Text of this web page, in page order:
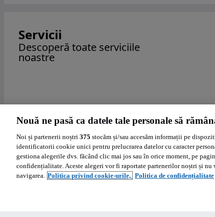
Servicii
Descoperă toate serviciile
noastre
Nouă ne pasă ca datele tale personale să
Noi și partenerii noștri 375 stocăm și/sau accesăm informații pe
identificatorii cookie unici pentru prelucrarea datelor cu caracter
gestiona alegerile dvs. făcând clic mai jos sau în orice moment, pe
confidențialitate. Aceste alegeri vor fi raportate partenerilor noștri și nu
navigarea. Politica privind cookie-urile, Politica de confidențialitate